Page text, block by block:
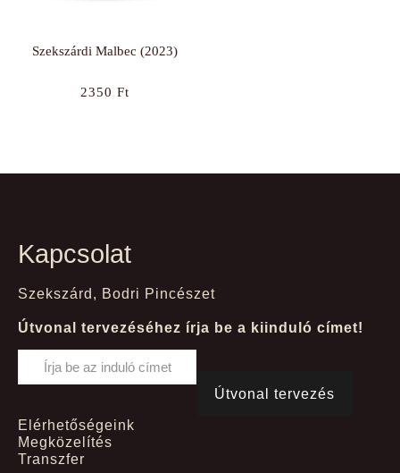
Szekszárdi Malbec (2023)
2350 Ft
Kapcsolat
Szekszárd, Bodri Pincészet
Útvonal tervezéséhez írja be a kiinduló címet!
Elérhetőségeink
Megközelítés
Transzfer